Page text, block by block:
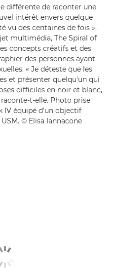
différente de raconter une
intérêt envers quelque
vu des centaines de fois »,
multimédia, The Spiral of
concepts créatifs et des
des personnes ayant
« Je déteste que les
et présenter quelqu'un qui
difficiles en noir et blanc,
t-elle. Photo prise
IV équipé d'un objectif
© Elisa Iannacone